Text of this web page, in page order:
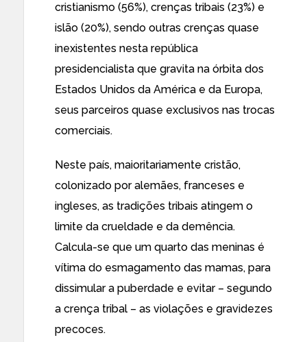
cristianismo (56%), crenças tribais (23%) e
islão (20%), sendo outras crenças quase
inexistentes nesta república
presidencialista que gravita na órbita dos
Estados Unidos da América e da Europa,
seus parceiros quase exclusivos nas trocas
comerciais.
Neste país, maioritariamente cristão,
colonizado por alemães, franceses e
ingleses, as tradições tribais atingem o
limite da crueldade e da demência.
Calcula-se que um quarto das meninas é
vítima do esmagamento das mamas, para
dissimular a puberdade e evitar – segundo
a crença tribal – as violações e gravidezes
precoces.